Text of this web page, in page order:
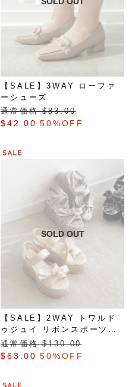
【SALE】3WAY ローファ
ーシューズ
通常価格 $‌83.00
$‌42.00 50%OFF
【SALE】2WAY トワルド
ゥジュイ リボンスポーツサ
ンダル
通常価格 $‌130.00
$‌63.00 50%OFF